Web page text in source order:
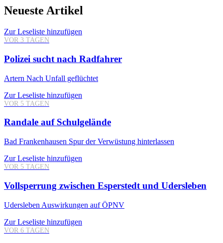
Neueste Artikel
Zur Leseliste hinzufügen
VOR 3 TAGEN
Polizei sucht nach Radfahrer
Artern Nach Unfall geflüchtet
Zur Leseliste hinzufügen
VOR 5 TAGEN
Randale auf Schulgelände
Bad Frankenhausen Spur der Verwüstung hinterlassen
Zur Leseliste hinzufügen
VOR 5 TAGEN
Vollsperrung zwischen Esperstedt und Udersleben
Udersleben Auswirkungen auf ÖPNV
Zur Leseliste hinzufügen
VOR 6 TAGEN